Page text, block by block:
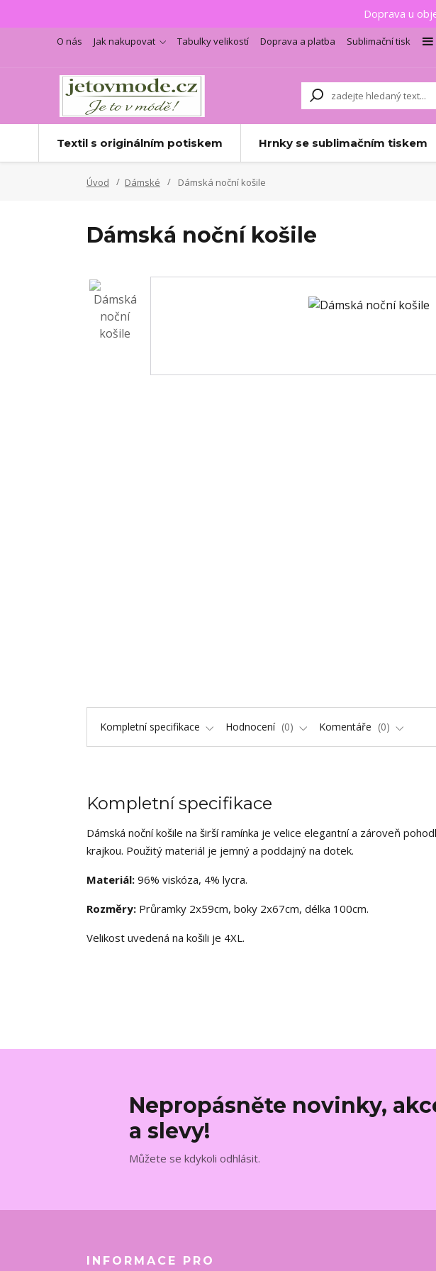
Doprava u
O nás Jak nakupovat Tabulky velikostí Doprava a platba Sublimační tisk
Textil s originálním potiskem Hrnky se sublimačním tiskem
Úvod Dámské Dámská noční košile
Dámská noční košile
Kompletní specifikace Hodnocení 0 Komentáře 0
Kompletní specifikace
Dámská noční košile na širší ramínka je velice elegantní a zároveň
krajkou. Použitý materiál je jemný a poddajný na dotek.
Materiál: 96% viskóza, 4% lycra.
Rozměry: Průramky 2x59cm, boky 2x67cm, délka 100cm.
Velikost uvedená na košili je 4XL.
Nepropásněte novinky,
a slevy!
Můžete se kdykoli odhlásit.
INFORMACE PRO